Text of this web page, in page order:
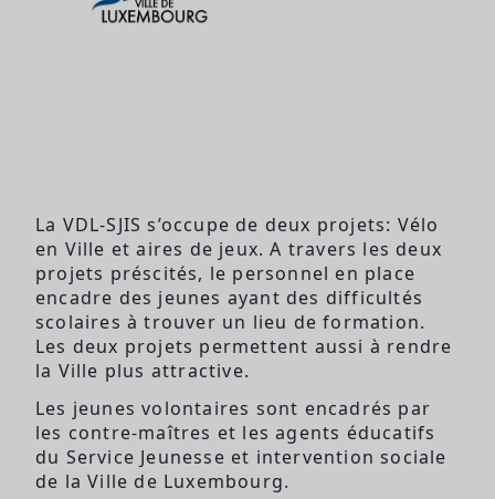
La VDL-SJIS s’occupe de deux projets: Vélo
en Ville et aires de jeux. A travers les deux
projets préscités, le personnel en place
encadre des jeunes ayant des difficultés
scolaires à trouver un lieu de formation.
Les deux projets permettent aussi à rendre
la Ville plus attractive.
Les jeunes volontaires sont encadrés par
les contre-maîtres et les agents éducatifs
du Service Jeunesse et intervention sociale
de la Ville de Luxembourg.